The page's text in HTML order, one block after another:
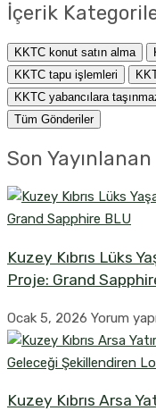
İçerik
KKTC konut satın alma
KKTC tapu işlemleri
KKTC yabancılara
Tüm Gönderiler
Son
Kuzey Kıbrıs Lüks
Proje: Grand
Ocak 5, 2026 Yorum
Kuzey Kıbrıs Arsa